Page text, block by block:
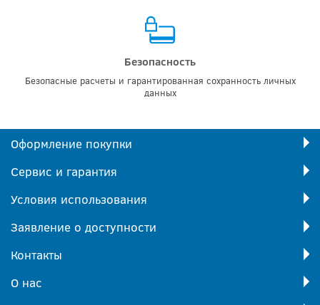
Безопасность
Безопасные расчеты и гарантированная сохранность личных
данных
Оформление покупки
Сервис и гарантия
Условия использования
Заявление о доступности
Контакты
О нас